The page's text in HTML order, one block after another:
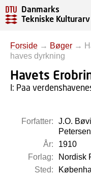
Danmarks
Tekniske Kulturarv
Forside → Bøger →
haves dyrkning
Havets
I: Paa
Forfatter:
J.O.
Petersen
År:
1910
Forlag:
Nordisk
Sted: